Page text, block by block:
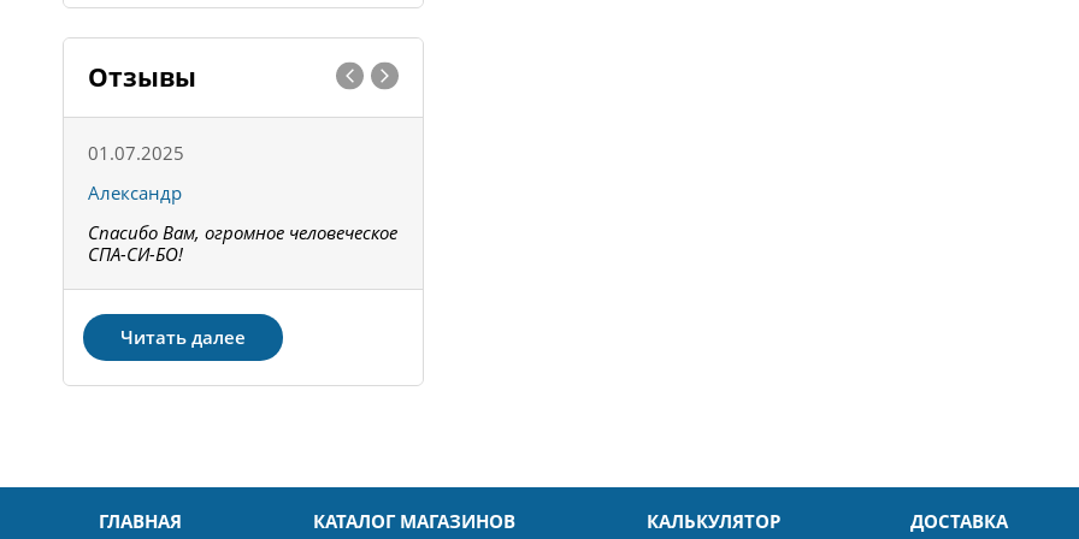
Отзывы
01.07.2025
Александр
Спасибо Вам, огромное человеческое
СПА-СИ-БО!
Читать далее
ГЛАВНАЯ КАТАЛОГ МАГАЗИНОВ КАЛЬКУЛЯТОР ДОСТАВКА